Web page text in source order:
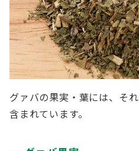
グァバの果実・葉には、そ
含まれています。